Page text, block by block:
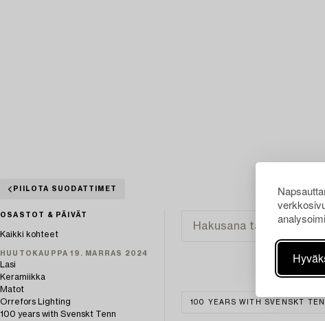
PIILOTA SUODATTIMET
OSASTOT & PÄIVÄT
Kaikki kohteet
HUUTOKAUPPA 19. MARRAS 2024
Lasi
Keramiikka
Matot
Orrefors Lighting
100 years with Svenskt Tenn
100 YEARS WITH SVENSKT